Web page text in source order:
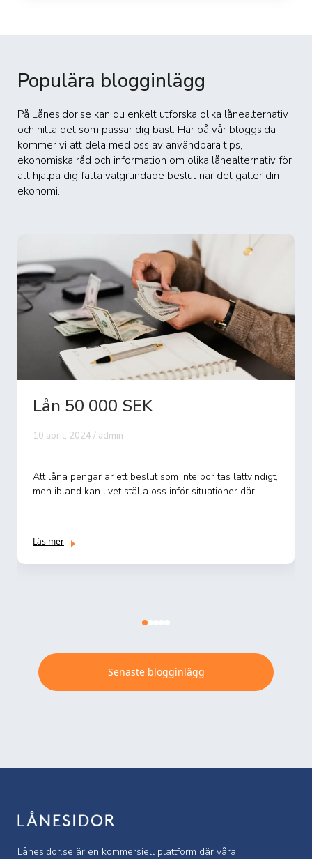
Populära blogginlägg
På Lånesidor.se kan du enkelt utforska olika lånealternativ
och hitta det som passar dig bäst. Här på vår bloggsida
kommer vi att dela med oss av användbara tips,
ekonomiska råd och information om olika lånealternativ för
att hjälpa dig fatta välgrundade beslut när det gäller din
ekonomi.
Lån 50 000 SEK
10 april, 2024 / admin
Att låna pengar är ett beslut som inte bör tas lättvindigt,
men ibland kan livet ställa oss inför situationer där...
Läs mer
Senaste blogginlägg
Lånesidor.se är en kommersiell plattform där våra